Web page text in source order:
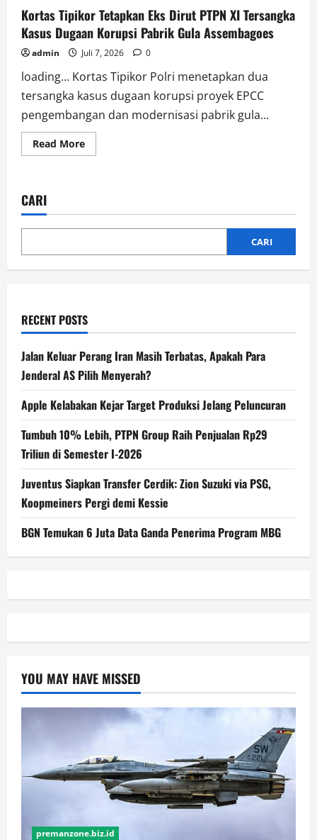
Kortas Tipikor Tetapkan Eks Dirut PTPN XI Tersangka
Kasus Dugaan Korupsi Pabrik Gula Assembagoes
admin Juli 7, 2026 0
loading… Kortas Tipikor Polri menetapkan dua
tersangka kasus dugaan korupsi proyek EPCC
pengembangan dan modernisasi pabrik gula...
Read MoreRead
more
Dirut
XI
Kasus
Korupsi
CARI
CARI
RECENT POSTS
Jalan Keluar Perang Iran Masih Terbatas, Apakah Para
Jenderal AS Pilih Menyerah?
Apple Kelabakan Kejar Target Produksi Jelang Peluncuran
Tumbuh 10% Lebih, PTPN Group Raih Penjualan Rp29
Triliun di Semester I-2026
Juventus Siapkan Transfer Cerdik: Zion Suzuki via PSG,
Koopmeiners Pergi demi Kessie
BGN Temukan 6 Juta Data Ganda Penerima Program MBG
YOU MAY HAVE MISSED
premanzone.biz.id